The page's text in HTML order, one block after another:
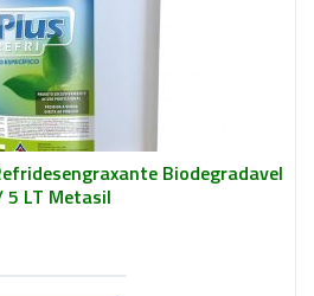
Biodegradavel
5 LT Metasil